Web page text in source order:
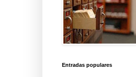
Entradas populares